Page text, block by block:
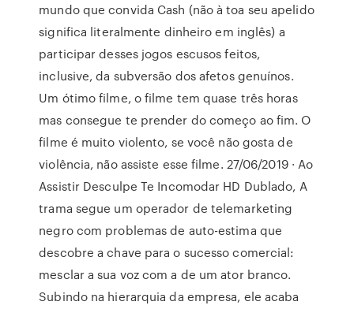
mundo que convida Cash (não à toa seu apelido
significa literalmente dinheiro em inglês) a
participar desses jogos escusos feitos,
inclusive, da subversão dos afetos genuínos.
Um ótimo filme, o filme tem quase três horas
mas consegue te prender do começo ao fim. O
filme é muito violento, se você não gosta de
violência, não assiste esse filme. 27/06/2019 · Ao
Assistir Desculpe Te Incomodar HD Dublado, A
trama segue um operador de telemarketing
negro com problemas de auto-estima que
descobre a chave para o sucesso comercial:
mesclar a sua voz com a de um ator branco.
Subindo na hierarquia da empresa, ele acaba